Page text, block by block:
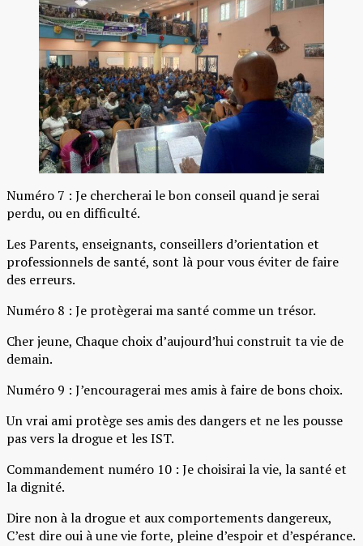
Numéro 7 : Je chercherai le bon conseil quand je serai
perdu, ou en difficulté.
Les Parents, enseignants, conseillers d’orientation et
professionnels de santé, sont là pour vous éviter de faire
des erreurs.
Numéro 8 : Je protègerai ma santé comme un trésor.
Cher jeune, Chaque choix d’aujourd’hui construit ta vie de
demain.
Numéro 9 : J’encouragerai mes amis à faire de bons choix.
Un vrai ami protège ses amis des dangers et ne les pousse
pas vers la drogue et les IST.
Commandement numéro 10 : Je choisirai la vie, la santé et
la dignité.
Dire non à la drogue et aux comportements dangereux,
C’est dire oui à une vie forte, pleine d’espoir et d’espérance.